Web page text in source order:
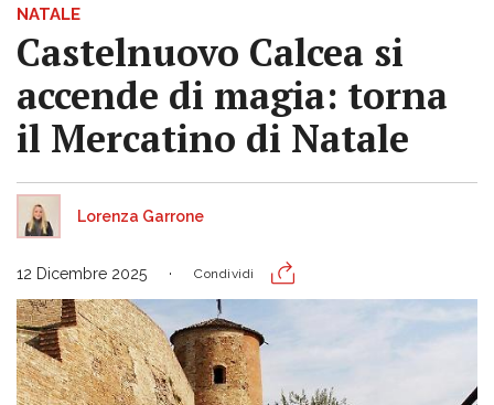
NATALE
Castelnuovo Calcea si
accende di magia: torna
il Mercatino di Natale
Lorenza Garrone
12 Dicembre 2025 Condividi